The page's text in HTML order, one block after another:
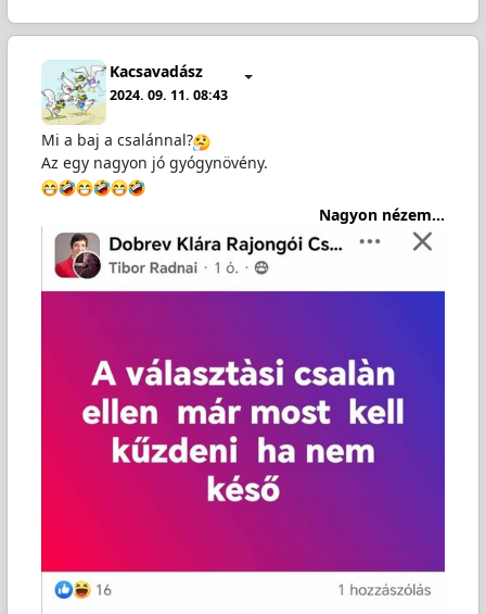
Kacsavadász
2024. 09. 11. 08:43
Mi a baj a csalánnal?
Az egy nagyon jó gyógynövény.
Nagyon nézem...